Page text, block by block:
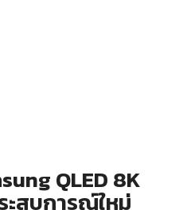
QLED 8K
สบการณ์ใหม่